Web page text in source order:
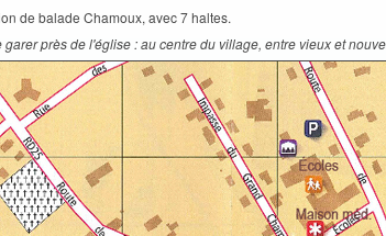
de balade Chamoux, avec 7 haltes.
garer près de l'église : au centre du village, entre vieux et